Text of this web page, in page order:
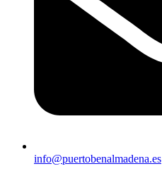
info@puertobenalmadena.es